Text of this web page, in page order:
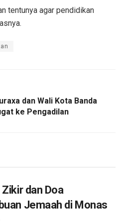
tentunya agar pendidikan
dan Wali Kota Banda
ke Pengadilan
dan Doa
Jemaah di Monas